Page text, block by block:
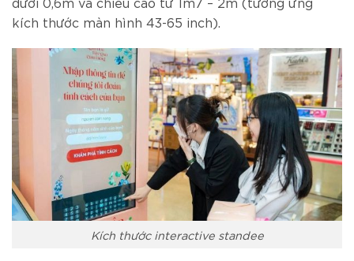
kích thước màn hình 43-65 inch).
Kích thước interactive standee